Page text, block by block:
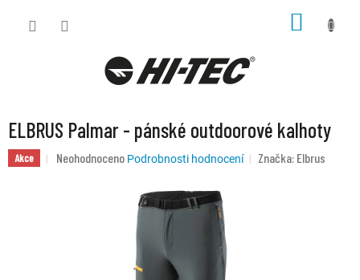
ELBRUS Palmar - pánské outdoorové kalhoty
Akce
Průměrné
Neohodnoceno Podrobnosti hodnocení Značka: Elbrus